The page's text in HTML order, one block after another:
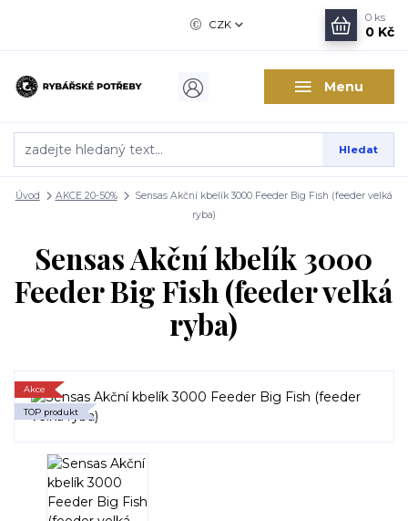
Menu
CZK
Hledat
0 ks
0 Kč
Úvod AKCE 20-50%
Sensas Akční kbelík 3000 Feeder Big Fish (feeder velká
ryba)
Sensas Akční kbelík 3000
Feeder Big Fish (feeder velká
ryba)
Akce
TOP produkt